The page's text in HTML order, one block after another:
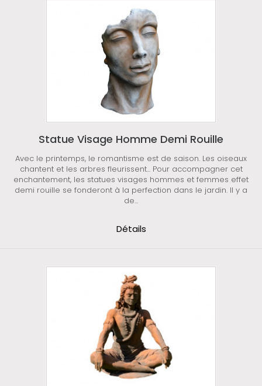
Statue Visage Homme Demi Rouille
Avec le printemps, le romantisme est de saison. Les oiseaux
chantent et les arbres fleurissent... Pour accompagner cet
enchantement, les statues visages hommes et femmes effet
demi rouille se fonderont à la perfection dans le jardin. Il y a
de...
Détails